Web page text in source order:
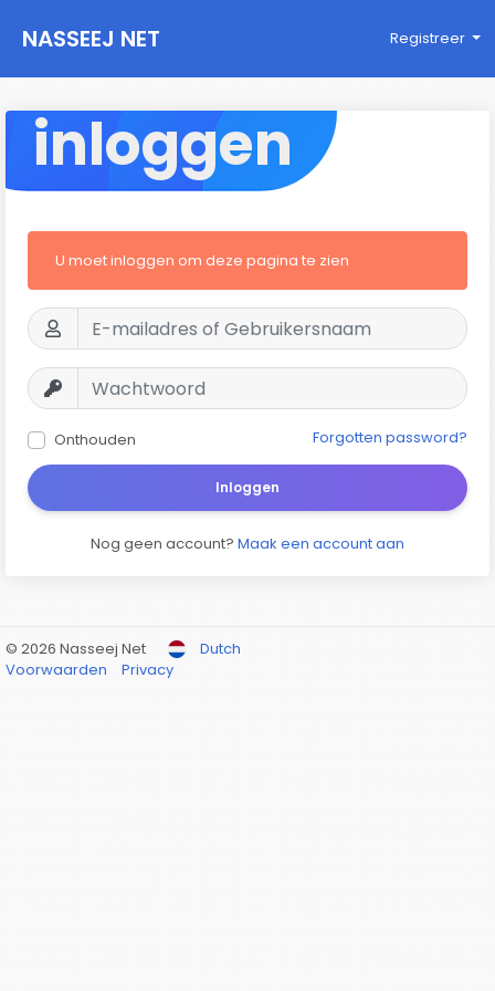
NASSEEJ NET Registreer
inloggen
U moet inloggen om deze pagina te zien
Onthouden Forgotten password?
Inloggen
Nog geen account? Maak een account aan
© 2026 Nasseej Net
Dutch
Voorwaarden
Privacy